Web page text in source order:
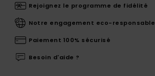
Rejoignez le programme de fidélité
Notre engagement eco-responsable
Paiement 100% sécurisé
Besoin d'aide ?